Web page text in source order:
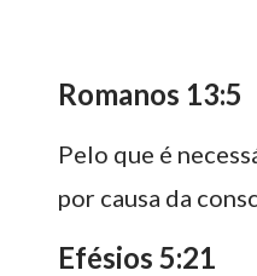
Romanos 13:5
Pelo que é
por causa da
Efésios 5:21